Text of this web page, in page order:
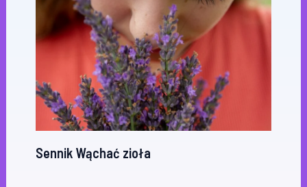
Sennik Wąchać zioła